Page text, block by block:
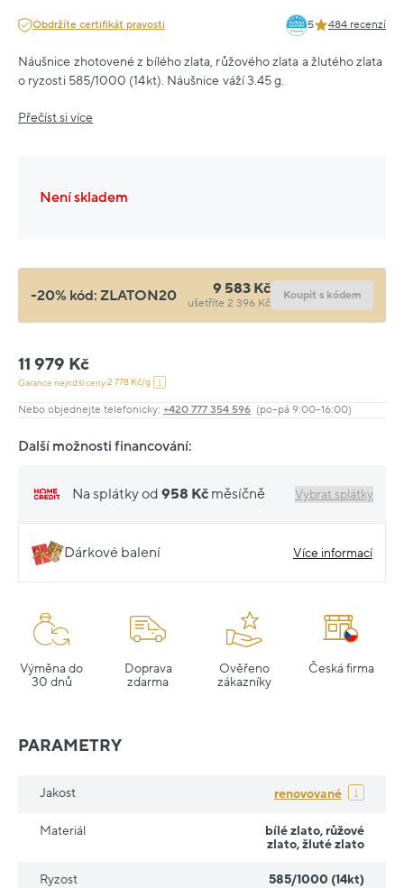
Obdržíte certifikát pravosti 5 484 recenzí
Náušnice zhotovené z bílého zlata, růžového zlata a žlutého zlata
o ryzosti 585/1000 (14kt). Náušnice váží 3.45 g.
Přečíst si více
Není skladem
-20% kód: ZLATON20 9 583 Kč
ušetříte 2 396 Kč
Koupit s kódem
11 979 Kč
Garance nejnižší ceny:2 778 Kč/g
Nebo objednejte telefonicky: +420 777 354 596 (po–pá 9:00–16:00)
Další možnosti financování:
Na splátky od 958 Kč měsíčně Vybrat splátky
Dárkové balení Více informací
Výměna do
30 dnů
Doprava
zdarma
Ověřeno
zákazníky
Česká firma
PARAMETRY
Jakost renovované
Materiál bílé zlato, růžové
zlato, žluté zlato
Ryzost 585/1000 (14kt)